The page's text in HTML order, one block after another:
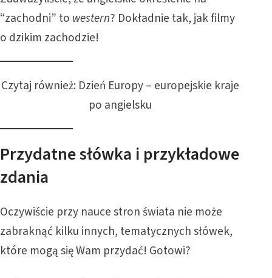
“zachodni” to western? Dokładnie tak, jak filmy
o dzikim zachodzie!
Czytaj również: Dzień Europy – europejskie kraje
po angielsku
Przydatne słówka i przykładowe
zdania
Oczywiście przy nauce stron świata nie może
zabraknąć kilku innych, tematycznych słówek,
które mogą się Wam przydać! Gotowi?